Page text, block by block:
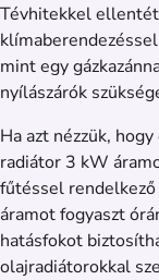
Tévhitekkel
mint egy
nyílászárók
Ha azt nézzük,
radiátor 3 kW
fűtéssel
áramot fogyaszt
hatásfokot
olajradiátorokkal